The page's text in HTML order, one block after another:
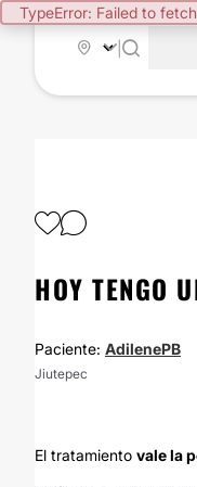
TypeError: Failed to fetch
HOY TENGO
Paciente: AdilenePB
Jiutepec
El tratamiento vale la